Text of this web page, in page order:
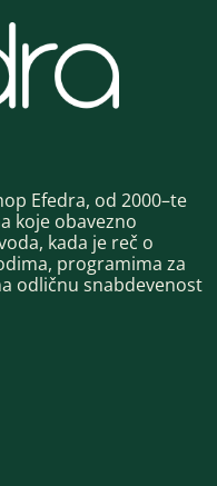
Efedra, od 2000–te
koje obavezno
kada je reč o
programima za
odličnu snabdevenost